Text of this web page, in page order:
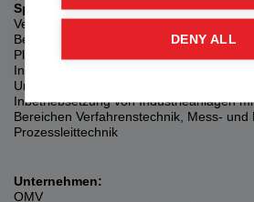
Spezielle Kenntnisse:
Verfahrenstechnische Auslegung von
Bestimmung von Regel- und
Planung und Auslegung von Mess- und
Industrieanlagen,
Umsetzung der Planung in
Inbetriebsetzung von Industrieanlagen
Bereichen Verfahrenstechnik, Mess- und
Prozessleittechnik
Unternehmen:
OMV
DENY ALL